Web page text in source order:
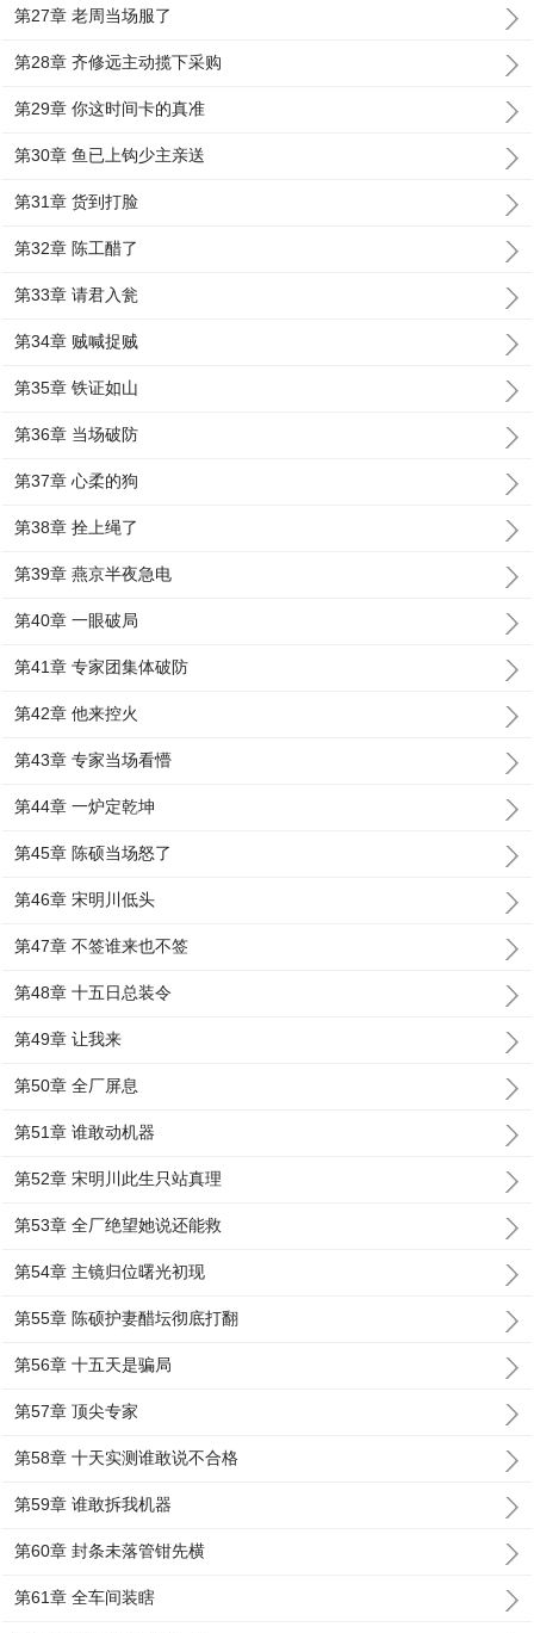
第27章 老周当场服了
第28章 齐修远主动揽下采购
第29章 你这时间卡的真准
第30章 鱼已上钩少主亲送
第31章 货到打脸
第32章 陈工醋了
第33章 请君入瓮
第34章 贼喊捉贼
第35章 铁证如山
第36章 当场破防
第37章 心柔的狗
第38章 拴上绳了
第39章 燕京半夜急电
第40章 一眼破局
第41章 专家团集体破防
第42章 他来控火
第43章 专家当场看懵
第44章 一炉定乾坤
第45章 陈硕当场怒了
第46章 宋明川低头
第47章 不签谁来也不签
第48章 十五日总装令
第49章 让我来
第50章 全厂屏息
第51章 谁敢动机器
第52章 宋明川此生只站真理
第53章 全厂绝望她说还能救
第54章 主镜归位曙光初现
第55章 陈硕护妻醋坛彻底打翻
第56章 十五天是骗局
第57章 顶尖专家
第58章 十天实测谁敢说不合格
第59章 谁敢拆我机器
第60章 封条未落管钳先横
第61章 全车间装瞎